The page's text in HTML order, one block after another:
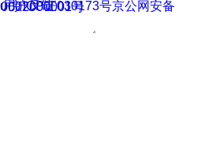
用户反馈
京ICP证030173号
备11000002000001号